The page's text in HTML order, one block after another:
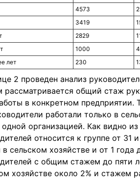
4573
3419
2829
1000
лет
230
2 проведен анализ
рассматривается общий стаж
в конкретном предприятии.
работали только в
одной организацией. Как видно
относится к группе от
в сельском хозяйстве и от 1
с общим стажем до пяти
хозяйстве около 2% и стажем